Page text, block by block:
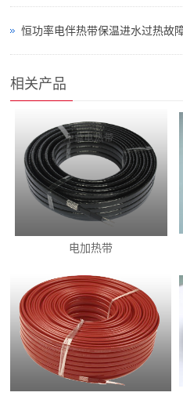
恒功率电伴热带保温进水过热故
相关产品
电加热带